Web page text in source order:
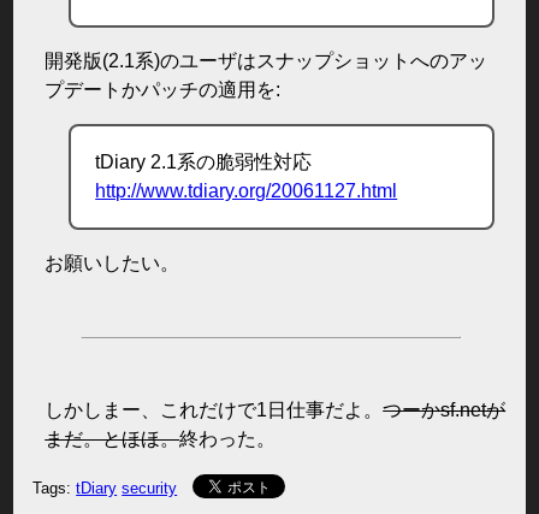
開発版(2.1系)のユーザはスナップショットへのアッ
プデートかパッチの適用を:
tDiary 2.1系の脆弱性対応
http://www.tdiary.org/20061127.html
お願いしたい。
しかしまー、これだけで1日仕事だよ。つーかsf.netが
まだ。とほほ。終わった。
Tags:tDiary security